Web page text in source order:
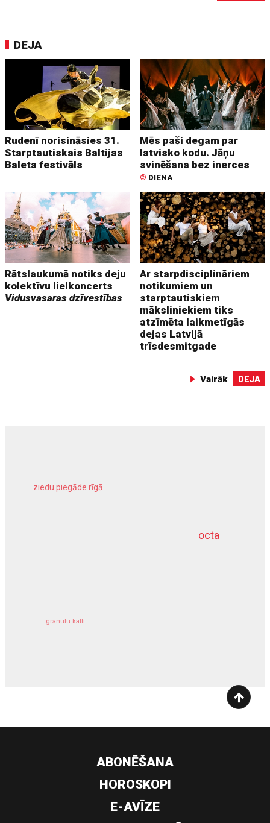
DEJA
Rudenī norisināsies 31.
Starptautiskais Baltijas
Baleta festivāls
Mēs paši degam par
latvisko kodu. Jāņu
svinēšana bez inerces
© DIENA
Rātslaukumā notiks deju
kolektīvu lielkoncerts
Vidusvasaras dzīvestības
Ar starpdisciplināriem
notikumiem un
starptautiskiem
māksliniekiem tiks
atzīmēta laikmetīgās
dejas Latvijā
trīsdesmitgade
Vairāk DEJA
octa
ziedu piegāde rīgā
granulu katli
dziļurbums
ABONĒŠANA
HOROSKOPI
E-AVĪZE